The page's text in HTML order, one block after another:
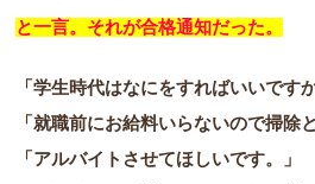
と一言。それが合格通知だった。
「学生時代はなにをすればいいですか
「就職前にお給料いらないので掃除
「アルバイトさせてほしいです。」